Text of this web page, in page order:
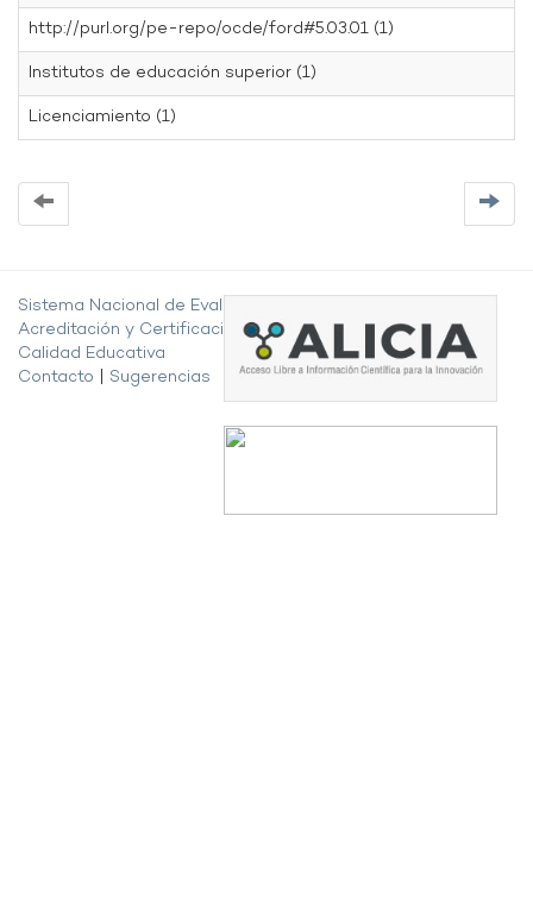
http://purl.org/pe-repo/ocde/ford#5.03.01 (1)
Institutos de educación superior (1)
Licenciamiento (1)
Sistema Nacional de Evaluación,
Acreditación y Certificación de la
Calidad Educativa
Contacto
Sugerencias